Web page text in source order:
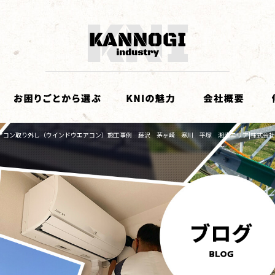
コン取り外し（ウインドウエアコン）施工事例 藤沢 茅ヶ崎 寒川 平塚 湘南エリア|株式会社